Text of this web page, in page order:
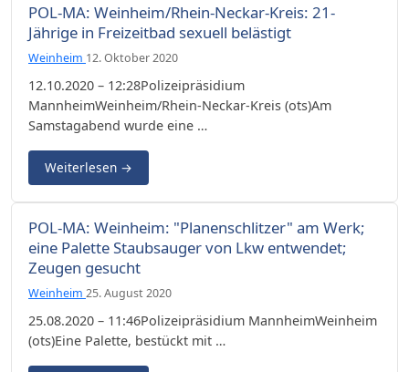
POL-MA: Weinheim/Rhein-Neckar-Kreis: 21-
Jährige in Freizeitbad sexuell belästigt
Weinheim 12. Oktober 2020
12.10.2020 – 12:28Polizeipräsidium
MannheimWeinheim/Rhein-Neckar-Kreis (ots)Am
Samstagabend wurde eine …
Weiterlesen →
POL-MA: Weinheim: "Planenschlitzer" am Werk;
eine Palette Staubsauger von Lkw entwendet;
Zeugen gesucht
Weinheim 25. August 2020
25.08.2020 – 11:46Polizeipräsidium MannheimWeinheim
(ots)Eine Palette, bestückt mit …